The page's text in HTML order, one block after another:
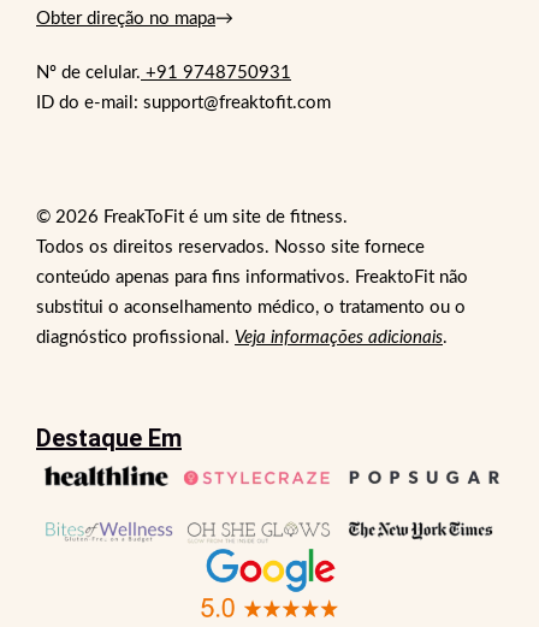
Obter direção no mapa→
Nº de celular. +91 9748750931
ID do e-mail: support@freaktofit.com
© 2026 FreakToFit é um site de fitness.
Todos os direitos reservados. Nosso site fornece
conteúdo apenas para fins informativos. FreaktoFit não
substitui o aconselhamento médico, o tratamento ou o
diagnóstico profissional. Veja informações adicionais.
Destaque Em